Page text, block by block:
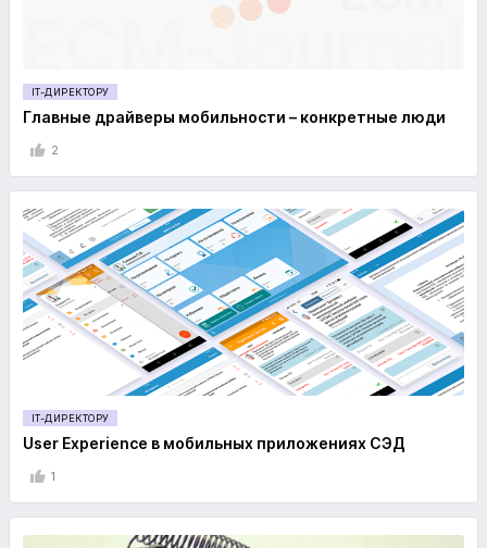
IT-ДИРЕКТОРУ
Главные драйверы мобильности – конкретные люди
2
IT-ДИРЕКТОРУ
User Experience в мобильных приложениях СЭД
1